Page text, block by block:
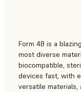
Form 4B is a
most diverse
biocompatible,
devices fast, with
versatile